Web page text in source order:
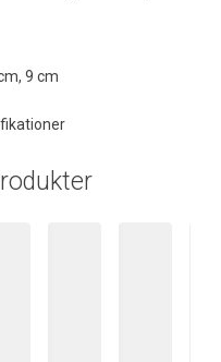
9 cm